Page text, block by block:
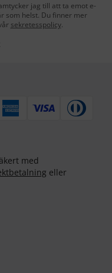
jag till att ta emot e-
som helst. Du finner mer
sekretesspolicy.
med
eller